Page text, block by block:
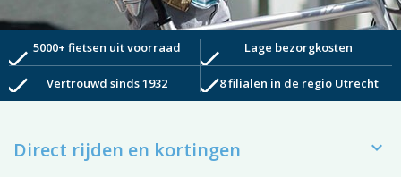
check5000+ fietsen uit voorraad check Lage bezorgkosten
check Vertrouwd sinds 1932 check8 filialen in de regio Utrecht
Direct rijden en kortingen 